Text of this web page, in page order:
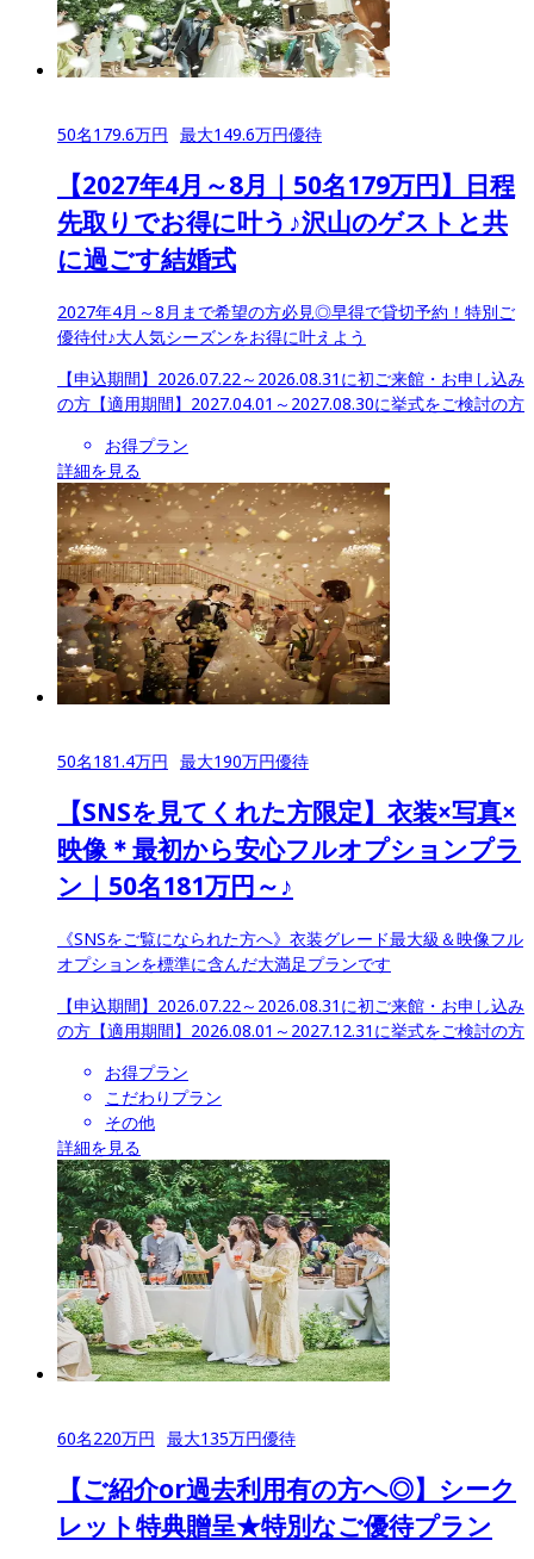
50名179.6万円 最大149.6万円優待
【2027年4月～8月｜50名179万円】日程
先取りでお得に叶う♪沢山のゲストと共
に過ごす結婚式
2027年4月～8月まで希望の方必見◎早得で貸切予約！特別ご
優待付♪大人気シーズンをお得に叶えよう
【申込期間】 2026.07.22～2026.08.31に初ご来館・お申し込み
の方 【適用期間】 2027.04.01～2027.08.30に挙式をご検討の方
お得プラン
詳細を見る
50名181.4万円 最大190万円優待
【SNSを見てくれた方限定】衣装×写真×
映像＊最初から安心フルオプションプラ
ン｜50名181万円～♪
《SNSをご覧になられた方へ》衣装グレード最大級＆映像フル
オプションを標準に含んだ大満足プランです
【申込期間】 2026.07.22～2026.08.31に初ご来館・お申し込み
の方 【適用期間】 2026.08.01～2027.12.31に挙式をご検討の方
お得プラン
こだわりプラン
その他
詳細を見る
60名220万円 最大135万円優待
【ご紹介or過去利用有の方へ◎】シーク
レット特典贈呈★特別なご優待プラン